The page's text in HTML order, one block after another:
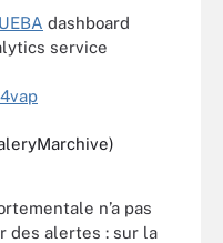
dashboard
service
n’a pas
des alertes : sur la